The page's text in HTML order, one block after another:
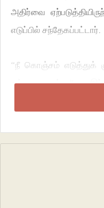
அதிர்வை
எடுப்பில் சந்தேகப்பட்டார்.
“நீ கொஞ்சம் எடுத்துக்
வந்து தரணும்…” –
வேளை உட்கார்ந்த
என்று கேட்கும்